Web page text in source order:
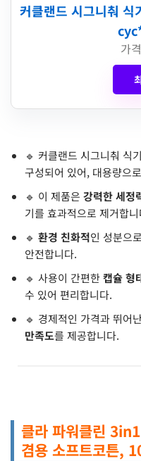
커클랜드 시그니춰
가
🔹 커클랜드 시그니춰 식
구성되어 있어, 대용량으
🔹 이 제품은 강력한 세정
기를 효과적으로 제거합니
🔹 환경 친화적인 성분으
안전합니다.
🔹 사용이 간편한캡슐 형
수 있어 편리합니다.
🔹 경제적인 가격과 뛰어
만족도를 제공합니다.
클라 파워클린
겸용 소프트코튼,